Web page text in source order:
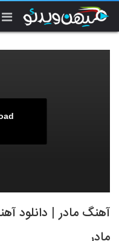
آهنگ مادر | دانلود